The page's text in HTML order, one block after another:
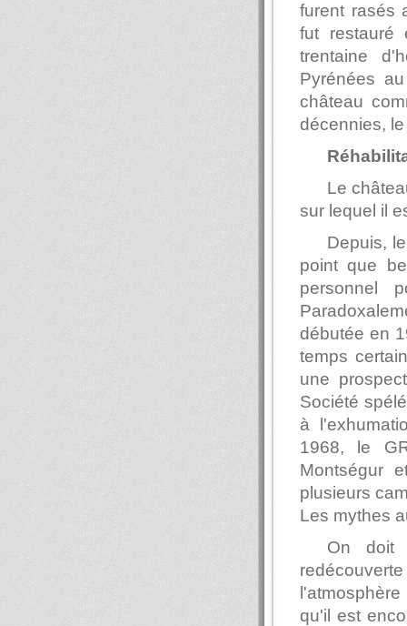
furent rasés
fut restauré
trentaine
Pyrénées
château
décennies,
Le
sur lequel il
Depuis,
point que
personnel
débutée en
temps
une
Société
à
1968, le
Montségur
plusieurs
Les mythes
On doit
qu'il est